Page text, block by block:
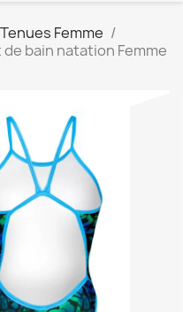
Tenues Femme
de bain natation Femme